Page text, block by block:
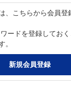
、こちらから会員登
ードを登録してお
。